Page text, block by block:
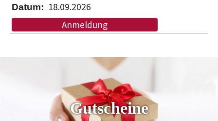
18.09.2026
Anmeldung
Gutscheine